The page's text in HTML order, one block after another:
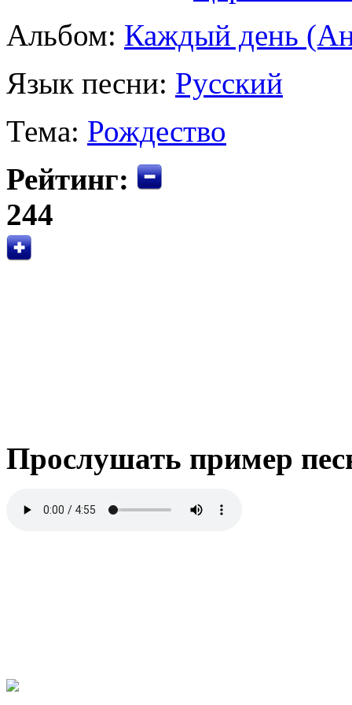
Альбом: Каждый день
Язык песни: Русский
Тема: Рождество
Рейтинг:
244
Прослушать пример